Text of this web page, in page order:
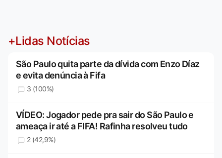
+Lidas Notícias
São Paulo quita parte da dívida com Enzo Díaz
e evita denúncia à Fifa
3 (100%)
VÍDEO: Jogador pede pra sair do São Paulo e
ameaça ir até a FIFA! Rafinha resolveu tudo
2 (42,9%)